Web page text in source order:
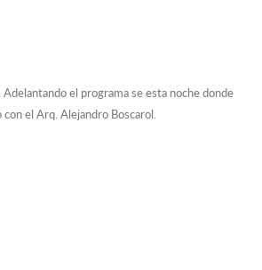
el programa se esta noche donde
el Arq. Alejandro Boscarol.